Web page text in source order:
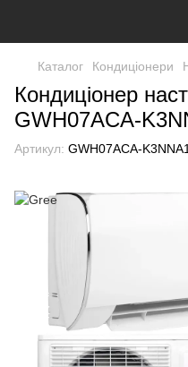
Каталог Кондиціонери
Кондиціонер
GWH07ACA-
Артикул: GWH07ACA-